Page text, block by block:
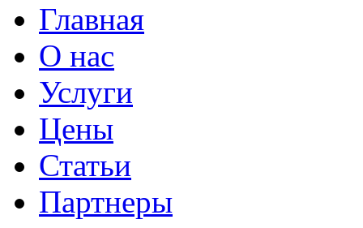
Главная
О нас
Услуги
Цены
Статьи
Партнеры